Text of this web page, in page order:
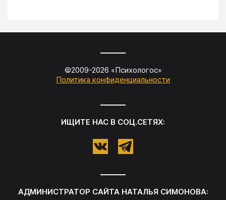
©2009-2026 «Психологос»
Политика конфиденциальности
ИЩИТЕ НАС В СОЦ.СЕТЯХ:
АДМИНИСТРАТОР САЙТА НАТАЛЬЯ СИМОНОВА: